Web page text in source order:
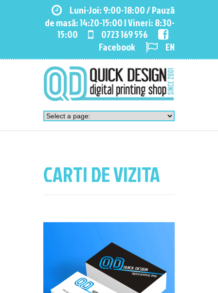
Luni-Joi: 9:00-18:00 / Pauză
de masă: 14:20-15:00 | Vineri: 8:30-
15:00
0723 169 556
Facebook
EN
CARTI DE VIZITA